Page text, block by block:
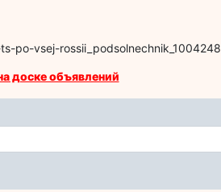
po-vsej-
доске объявлений